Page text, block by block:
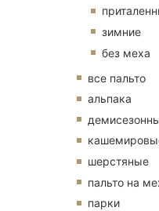
зимние
без меха
все пальто
альпака
шерстяные
пальто на
парки